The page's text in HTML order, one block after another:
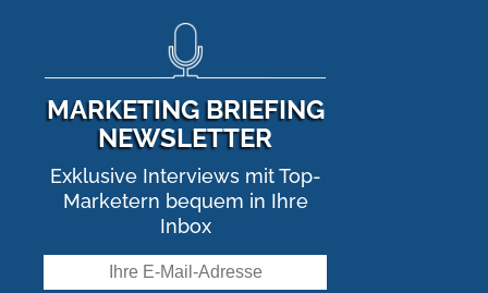
MARKETING BRIEFING
NEWSLETTER
Exklusive Interviews mit Top-
Marketern bequem in Ihre
Inbox